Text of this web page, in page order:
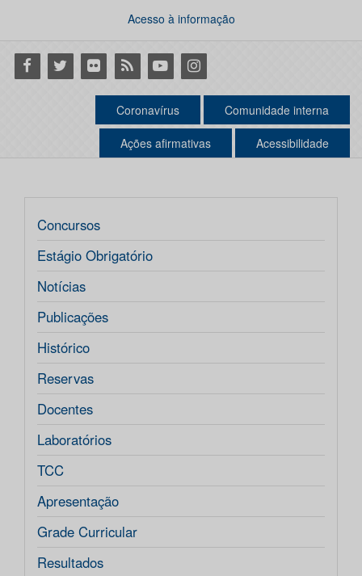
Acesso à informação
Facebook
Twitter Flickr RSS YoutubeInstagram
Coronavírus Comunidade interna
Ações afirmativas Acessibilidade
Concursos
Estágio Obrigatório
Notícias
Publicações
Histórico
Reservas
Docentes
Laboratórios
TCC
Apresentação
Grade Curricular
Resultados